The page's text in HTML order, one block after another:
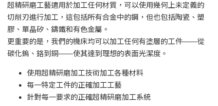
超精研磨工藝適用於加工任何材質，可以使用幾何上未定義的
切削刃進行加工，這包括所有合金中的鋼，但也包括陶瓷、塑
膠、單晶矽、鑄鐵和有色金屬。
更重要的是，我們的機床均可以加工任何有塗層的工件——從
碳化鎢、鉻到銅——使其達到理想的表面光潔度。
使用超精研磨加工技術加工各種材料
每一特定工件的正確加工工藝
針對每一要求的正確超精研磨加工系統